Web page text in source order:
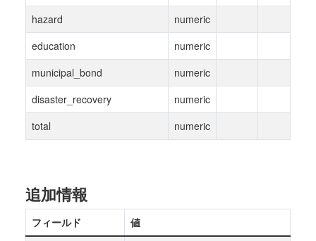
hazard
numeric
education
numeric
municipal_bond
numeric
disaster_recovery
numeric
total
numeric
追加情報
フィールド
値